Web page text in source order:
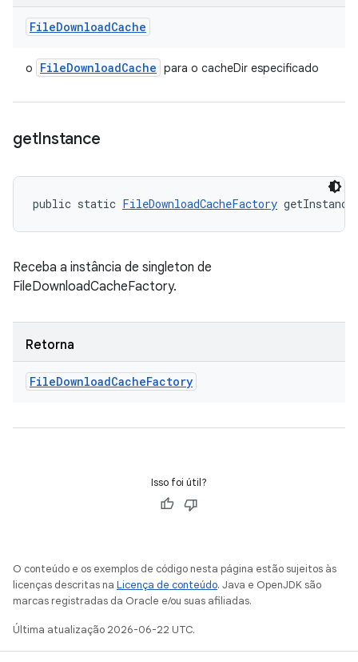
FileDownloadCache
o FileDownloadCache para o cacheDir especificado
getInstance
public static FileDownloadCacheFactory
Receba a instância de singleton de
FileDownloadCacheFactory.
Retorna
FileDownloadCacheFactory
Isso foi útil?
O conteúdo e os exemplos de código nesta página estão sujeitos às
licenças descritas na Licença de conteúdo. Java e OpenJDK são
marcas registradas da Oracle e/ou suas afiliadas.
Última atualização 2026-06-22 UTC.